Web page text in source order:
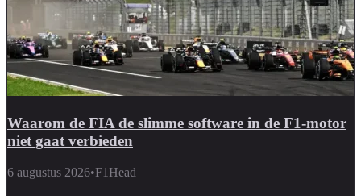
Waarom de FIA de slimme software in de F1-motor
niet gaat verbieden
6 augustus 2026•F1Head